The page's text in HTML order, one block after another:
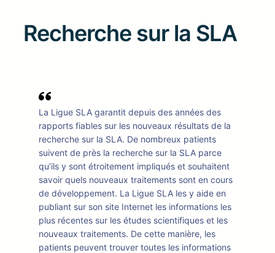
Recherche sur la SLA
La Ligue SLA garantit depuis des années des
rapports fiables sur les nouveaux résultats de la
recherche sur la SLA. De nombreux patients
suivent de près la recherche sur la SLA parce
qu’ils y sont étroitement impliqués et souhaitent
savoir quels nouveaux traitements sont en cours
de développement. La Ligue SLA les y aide en
publiant sur son site Internet les informations les
plus récentes sur les études scientifiques et les
nouveaux traitements. De cette manière, les
patients peuvent trouver toutes les informations